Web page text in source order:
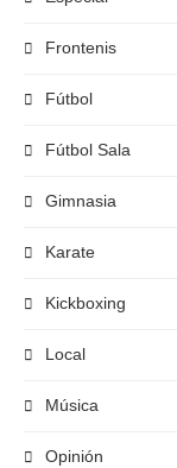
Frontenis
Fútbol
Fútbol Sala
Gimnasia
Karate
Kickboxing
Local
Música
Opinión